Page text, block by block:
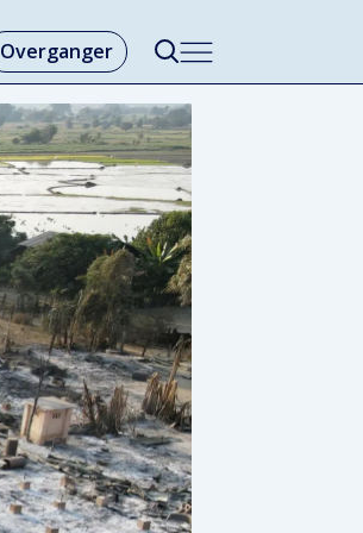
Overganger